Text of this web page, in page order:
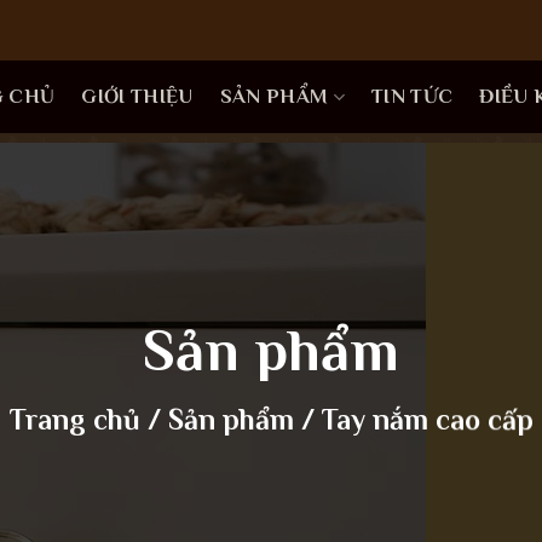
CHỦ GIỚI THIỆU SẢN PHẨM TIN TỨC ĐIỀU
Sản phẩm
Trang chủ / Sản phẩm / Tay nắm cao cấp